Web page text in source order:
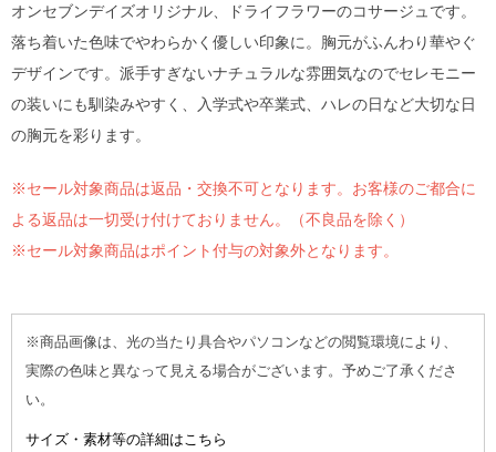
オンセブンデイズオリジナル、ドライフラワーのコサージュです。
落ち着いた色味でやわらかく優しい印象に。胸元がふんわり華やぐ
デザインです。派手すぎないナチュラルな雰囲気なのでセレモニー
の装いにも馴染みやすく、入学式や卒業式、ハレの日など大切な日
の胸元を彩ります。
※セール対象商品は返品・交換不可となります。お客様のご都合に
よる返品は一切受け付けておりません。（不良品を除く）
※セール対象商品はポイント付与の対象外となります。
※商品画像は、光の当たり具合やパソコンなどの閲覧環境により、
実際の色味と異なって見える場合がございます。予めご了承くださ
い。
サイズ・素材等の詳細はこちら